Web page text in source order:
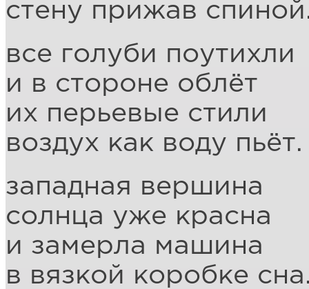
стену прижав
все голуби поутихли
и в стороне облёт
их перьевые стили
воздух как воду пьёт.
западная вершина
солнца уже красна
и замерла машина
в вязкой коробке